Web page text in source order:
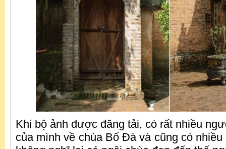
Khi bộ ảnh được đăng tải, có rất nhiều
của mình về chùa Bổ Đà và cũng có